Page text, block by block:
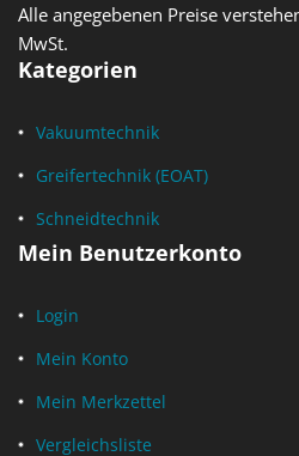
Alle angegebenen Preise
MwSt.
Kategorien
Vakuumtechnik
Greifertechnik (EOAT)
Schneidtechnik
Mein Benutzerkonto
Login
Mein Konto
Mein Merkzettel
Vergleichsliste